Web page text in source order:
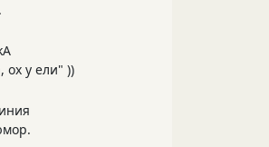
ох у ели" ))